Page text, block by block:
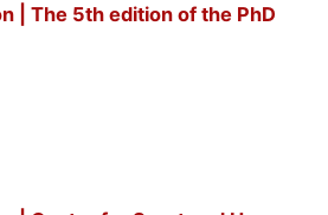
| The 5th edition of the PhD